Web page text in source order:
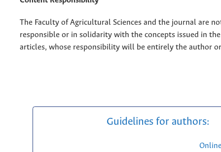
The Faculty of Agricultural Sciences and the journal are
responsible or in solidarity with the concepts issued in
articles, whose responsibility will be entirely the author
Guidelines for authors: